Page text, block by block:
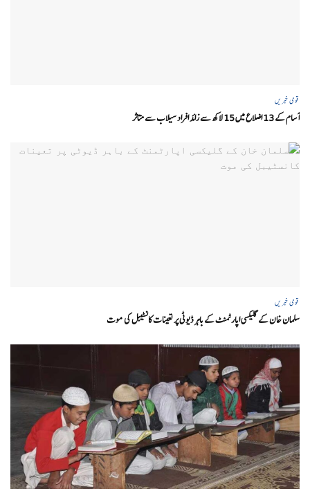
قومی خبریں
آسام کے 13 اضلاع میں 15 لاکھ سے زائد افراد سیلاب سے متاثر
قومی خبریں
سلمان خان کے گلیکسی اپارٹمنٹ کے باہر ڈیوٹی پر تعینات کانسٹیبل کی موت